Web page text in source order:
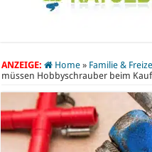
ANZEIGE: Home » Familie &
müssen Hobbyschrauber beim